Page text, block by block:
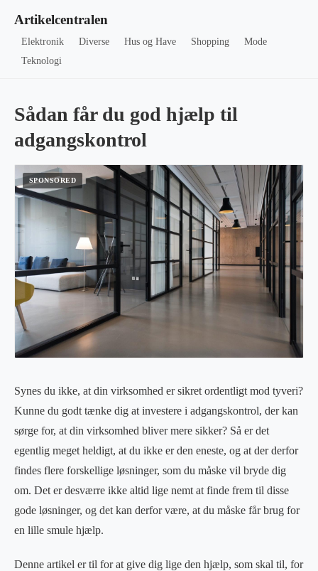
Artikelcentralen
Elektronik Diverse Hus og Have Shopping
Mode
Teknologi
Sådan får du god hjælp til
adgangskontrol
Synes du ikke, at din virksomhed er sikret ordentligt mod tyveri?
Kunne du godt tænke dig at investere i adgangskontrol, der kan
sørge for, at din virksomhed bliver mere sikker? Så er det
egentlig meget heldigt, at du ikke er den eneste, og at der derfor
findes flere forskellige løsninger, som du måske vil bryde dig
om. Det er desværre ikke altid lige nemt at finde frem til disse
gode løsninger, og det kan derfor være, at du måske får brug for
en lille smule hjælp.
Denne artikel er til for at give dig lige den hjælp, som skal til, for